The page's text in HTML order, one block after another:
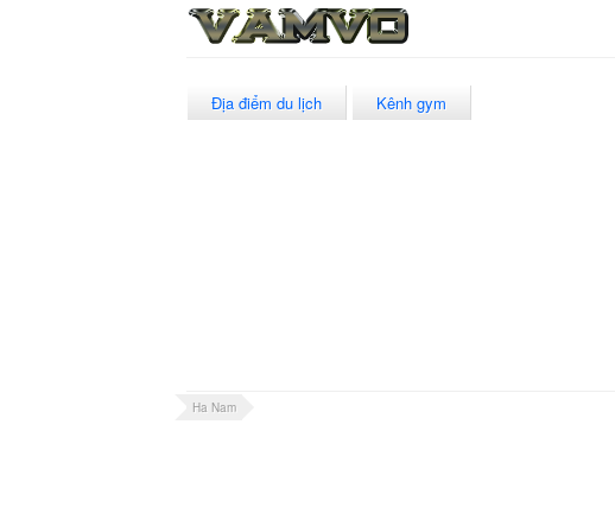
Địa điểm du lịch Kênh gym
Ha Nam